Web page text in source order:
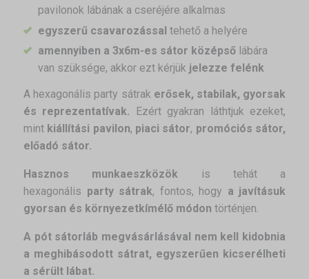
pavilonok lábának a cseréjére alkalmas
egyszerű csavarozással tehető a helyére
amennyiben a 3x6m-es sátor középső lábára
van szüksége, akkor ezt kérjük jelezze felénk
A hexagonális party sátrak erősek, stabilak, gyorsak
és reprezentatívak.
Ezért gyakran láthtjuk ezeket,
mint kiállítási pavilon, piaci sátor, promóciós sátor,
előadó sátor.
Hasznos munkaeszközök is tehát a
hexagonális party sátrak, fontos, hogy a javításuk
gyorsan és környezetkímélő módon történjen.
A pót sátorláb megvásárlásával nem kell kidobnia
a meghibásodott sátrat, egyszerűen kicserélheti
a sérült lábat.